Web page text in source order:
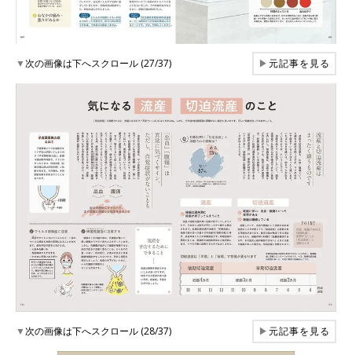
▼次の画像は下へスクロール (27/37) ▶元記事を見る
▼次の画像は下へスクロール (28/37) ▶元記事を見る